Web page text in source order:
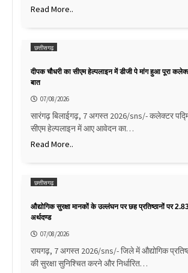
Read More..
छत्तीसगढ़
दीपक चौधरी का सीएम हेल्पलाइन में डीजी पे मांग हुआ पूरा
बात
07/08/2026
सारंगढ़ बिलाईगढ़, 7 अगस्त 2026/sns/- कलेक्टर
सीएम हेल्पलाइन में आए आवेदन का…
Read More..
छत्तीसगढ़
औद्योगिक सुरक्षा मानकों के उल्लंघन पर छह प्रतिष्ठानों पर
अर्थदण्ड
07/08/2026
रायगढ़, 7 अगस्त 2026/sns/- जिले में औद्योगिक
की सुरक्षा सुनिश्चित करने और निर्धारित…